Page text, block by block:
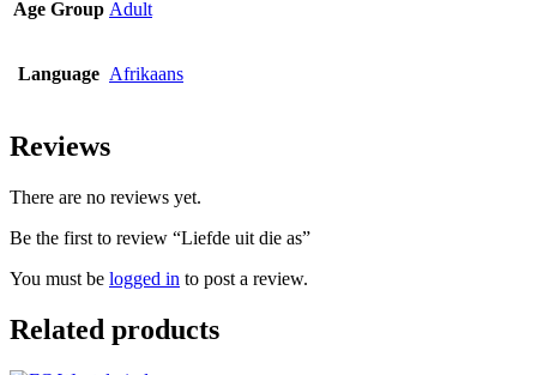
Age Group Adult
Language Afrikaans
Reviews
There are no reviews yet.
Be the first to review “Liefde uit die as”
You must be logged in to post a review.
Related products